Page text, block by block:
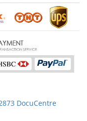
DocuCentre